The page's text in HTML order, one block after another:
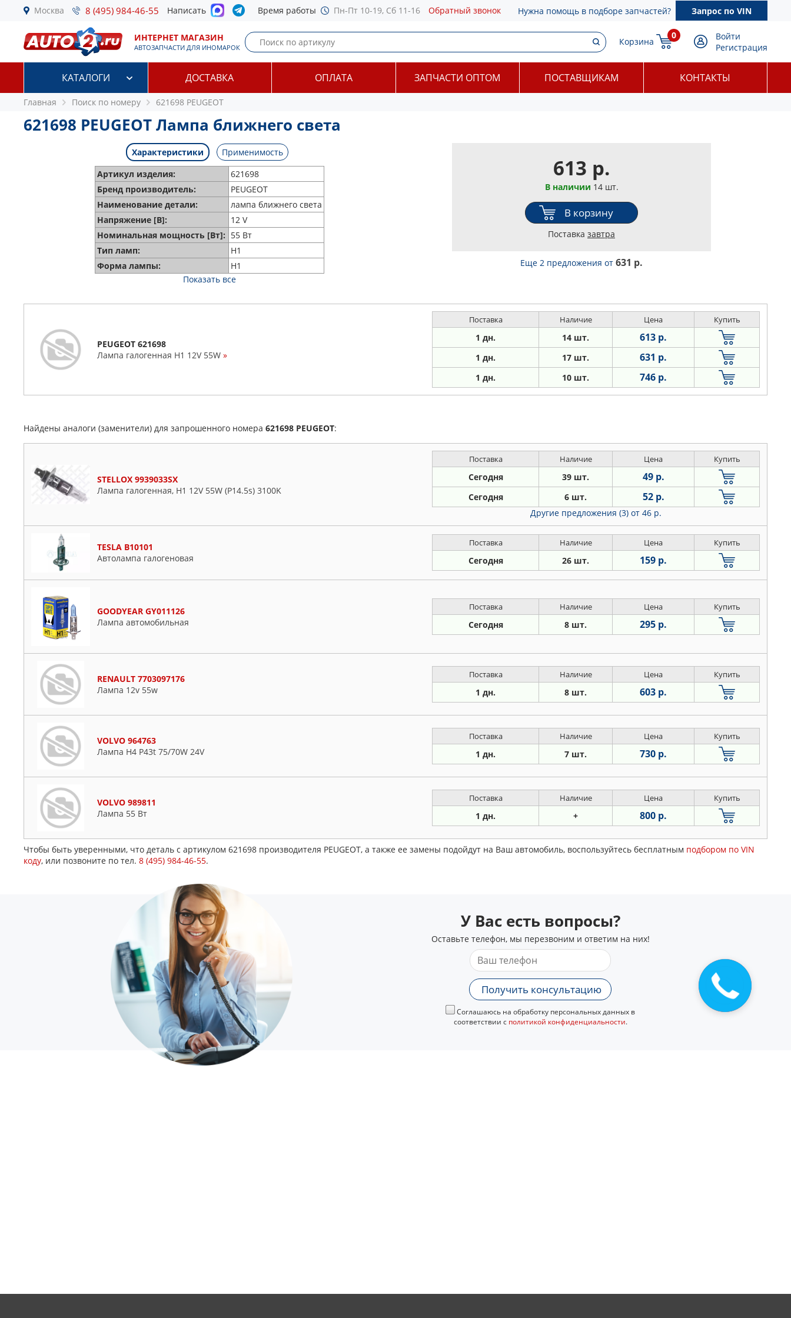
Москва 8 (495) 984-46-55 Написать Время работы Пн-Пт 10-19, Сб 11-16 Обратный звонок Нужна помощь в подборе запчастей? Запрос по VIN
ИНТЕРНЕТ МАГАЗИН
АВТОЗАПЧАСТИ ДЛЯ ИНОМАРОК
Корзина
0
Войти
Регистрация
КАТАЛОГИ ДОСТАВКА ОПЛАТА ЗАПЧАСТИ ОПТОМ ПОСТАВЩИКАМ КОНТАКТЫ
Главная Поиск по номеру 621698 PEUGEOT
621698 PEUGEOT Лампа ближнего света
Характеристики
Применимость
Артикул изделия:
621698
Бренд производитель:
PEUGEOT
Наименование детали:
лампа ближнего света
Напряжение [В]:
12 V
Номинальная мощность [Вт]: 55 Вт
Тип ламп:
H1
Форма лампы:
H1
Показать все
613 р.
В наличии 14 шт.
В корзину
Поставка завтра
Еще 2 предложения от 631 р.
PEUGEOT 621698
Лампа галогенная H1 12V 55W »
Поставка Наличие Цена Купить
1 дн. 14 шт. 613 р.
1 дн. 17 шт. 631 р.
1 дн. 10 шт. 746 р.
Найдены аналоги (заменители) для запрошенного номера 621698 PEUGEOT:
STELLOX 9939033SX
Лампа галогенная, H1 12V 55W (P14.5s) 3100K
Поставка Наличие Цена Купить
Сегодня 39 шт. 49 р.
Сегодня 6 шт. 52 р.
Другие предложения (3) от 46 р.
TESLA B10101
Автолампа галогеновая
Поставка Наличие Цена Купить
Сегодня 26 шт. 159 р.
GOODYEAR GY011126
Лампа автомобильная
Поставка Наличие Цена Купить
Сегодня 8 шт. 295 р.
RENAULT 7703097176
Лампа 12v 55w
Поставка Наличие Цена Купить
1 дн. 8 шт. 603 р.
VOLVO 964763
Лампа H4 P43t 75/70W 24V
Поставка Наличие Цена Купить
1 дн. 7 шт. 730 р.
VOLVO 989811
Лампа 55 Вт
Поставка Наличие Цена Купить
1 дн. + 800 р.
Чтобы быть уверенными, что деталь с артикулом 621698 производителя PEUGEOT, а также ее замены подойдут на Ваш автомобиль, воспользуйтесь бесплатным подбором по VIN
коду, или позвоните по тел. 8 (495) 984-46-55.
У Вас есть вопросы?
Оставьте телефон, мы перезвоним и ответим на них!
Получить консультацию
Соглашаюсь на обработку персональных данных в
соответствии с политикой конфиденциальности.